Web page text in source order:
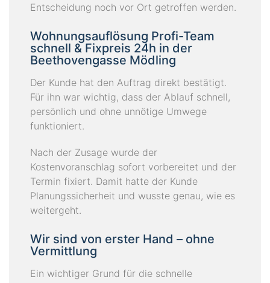
Entscheidung noch vor Ort getroffen werden.
Wohnungsauflösung Profi-Team
schnell & Fixpreis 24h in der
Beethovengasse Mödling
Der Kunde hat den Auftrag direkt bestätigt.
Für ihn war wichtig, dass der Ablauf schnell,
persönlich und ohne unnötige Umwege
funktioniert.
Nach der Zusage wurde der
Kostenvoranschlag sofort vorbereitet und der
Termin fixiert. Damit hatte der Kunde
Planungssicherheit und wusste genau, wie es
weitergeht.
Wir sind von erster Hand – ohne
Vermittlung
Ein wichtiger Grund für die schnelle